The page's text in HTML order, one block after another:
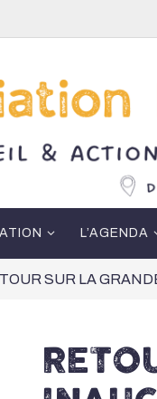
L’AGENDA
SUR LA